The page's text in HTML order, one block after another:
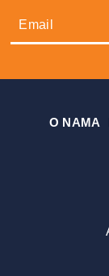
О NAMA